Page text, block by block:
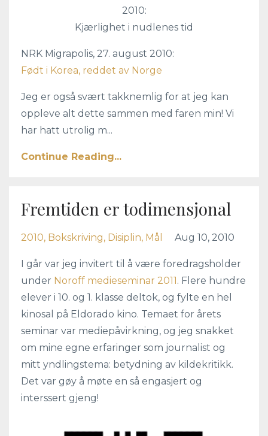
2010:
Kjærlighet i nudlenes tid
NRK Migrapolis, 27. august 2010:
Født i Korea, reddet av Norge
Jeg er også svært takknemlig for at jeg kan
oppleve alt dette sammen med faren min! Vi
har hatt utrolig m...
Continue Reading...
Fremtiden er todimensjonal
2010 Bokskriving Disiplin Mål Aug 10, 2010
I går var jeg invitert til å være foredragsholder
under Noroff medieseminar 2011. Flere hundre
elever i 10. og 1. klasse deltok, og fylte en hel
kinosal på Eldorado kino. Temaet for årets
seminar var mediepåvirkning, og jeg snakket
om mine egne erfaringer som journalist og
mitt yndlingstema: betydning av kildekritikk.
Det var gøy å møte en så engasjert og
interssert gjeng!